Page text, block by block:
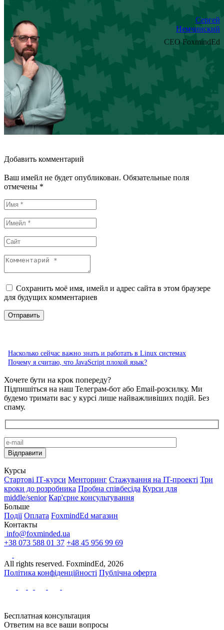
Сергей
Немчинский
CEO FoxmindEd
Добавить комментарий
Ваш имейл не будет опубликован. Обязательные поля
отмечены *
Сохранить моё имя, имейл и адрес сайта в этом браузере
для будущих комментариев
Насколько сейчас важно знать и работать в Linux системах
Почему я считаю, что JavaScript плохой язык?
Хочете бути на крок попереду?
Підпишіться на наш Телеграм-бот або Email-розсилку. Ми
будемо тримати вас у курсі лише найважливіших подій. Без
спаму.
Курсы
Стартові IТ-курси Менторинг Стажування на IT-проекті Три
кроки до розробника Пробна співбесіда Курси для
middle/senior Кар'єрне консультування
Больше
Події Оплата FoxmindEd магазин
Контакты
info@foxminded.ua
+38 073 588 01 37 +48 45 956 99 69
All rights reserved. FoxmindEd, 2026
Політика конфіденційності Публічна оферта
Бесплатная консультация
Ответим на все ваши вопросы